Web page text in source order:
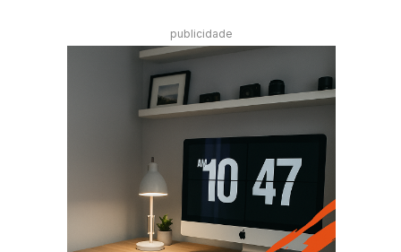
publicidade